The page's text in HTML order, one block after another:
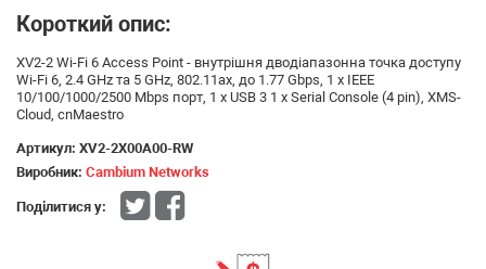
Короткий опис:
XV2-2 Wi-Fi 6 Access Point - внутрішня дводіапазонна точка доступу
Wi-Fi 6, 2.4 GHz та 5 GHz, 802.11ax, до 1.77 Gbps, 1 x IEEE
10/100/1000/2500 Mbps порт, 1 x USB 3 1 x Serial Console (4 pin), XMS-
Cloud, cnMaestro
Артикул: XV2-2X00A00-RW
Виробник: Cambium Networks
Поділитися у: